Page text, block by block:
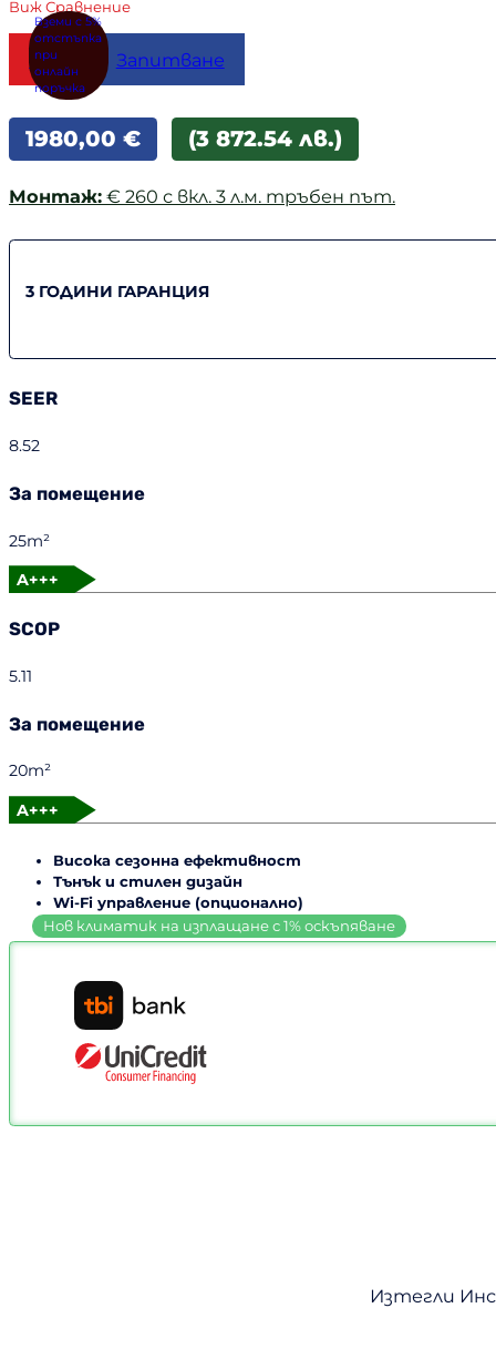
Виж Сравнение
Купи Запитване
1980,00 € (3 872.54 лв.)
Монтаж: € 260 с вкл. 3 л.м. тръбен път.
3 ГОДИНИ ГАРАНЦИЯ
SEER
8.52
За помещение
25m²
A+++
SCOP
5.11
За помещение
20m²
A+++
Висока сезонна ефективност
Тънък и стилен дизайн
Wi-Fi управление (опционално)
Изтегли